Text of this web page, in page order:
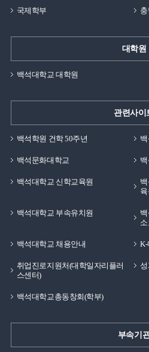
국제학부
대학원
백석대학교 대학원
관련사이
백석학원 건학 50주년
백석문화대학교
백석대학교 신학교육원
육
백석대학교 부속유치원
백석대학교 채용안내 K-
취업진로지원처(대학일자리플러
스센터)
백석대학교총동창회(학부)
부속기